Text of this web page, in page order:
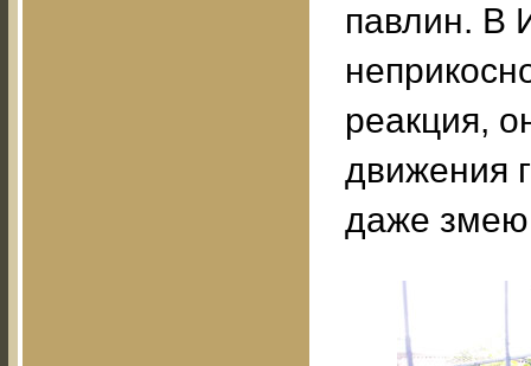
павлин. В
реакция,
движения
даже змею